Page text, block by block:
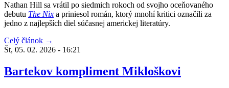
Nathan Hill sa vrátil po siedmich rokoch od svojho oceňovaného
debutu The Nix a priniesol román, ktorý mnohí kritici označili za
jedno z najlepších diel súčasnej americkej literatúry.
Celý článok →
Št, 05. 02. 2026 - 16:21
Bartekov kompliment Mikloškovi